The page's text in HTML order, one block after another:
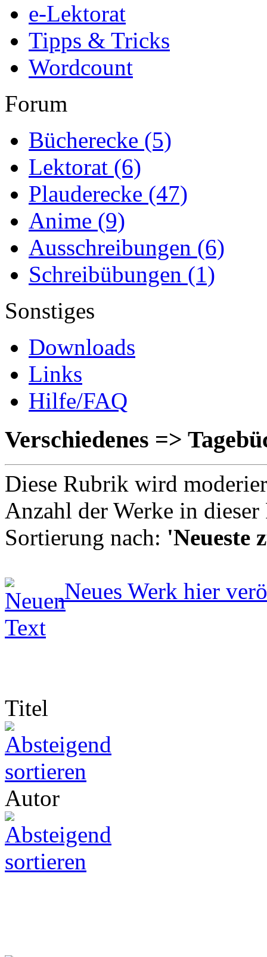
e-Lektorat
Tipps & Tricks
Wordcount
Forum
Bücherecke (5)
Lektorat (6)
Plauderecke (47)
Anime (9)
Ausschreibungen (6)
Schreibübungen (1)
Sonstiges
Downloads
Links
Hilfe/FAQ
Verschiedenes =>
Diese Rubrik wird
Anzahl der Werke in
Sortierung nach: 'Neueste
Neues Werk hier
Titel
Autor